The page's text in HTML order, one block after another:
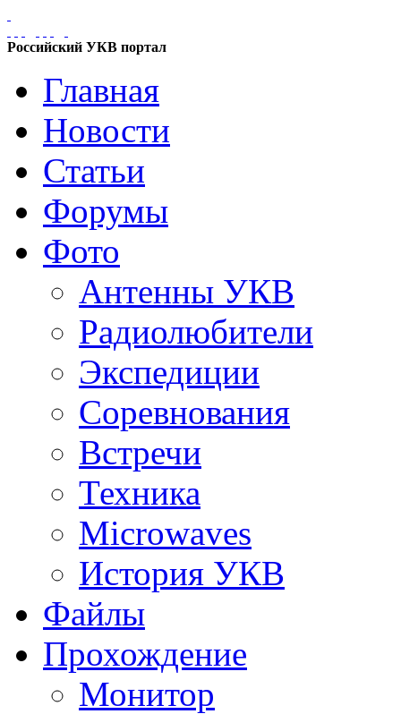
Российский УКВ портал
Главная
Новости
Статьи
Форумы
Фото
Антенны УКВ
Радиолюбители
Экспедиции
Соревнования
Встречи
Техника
Microwaves
История УКВ
Файлы
Прохождение
Монитор